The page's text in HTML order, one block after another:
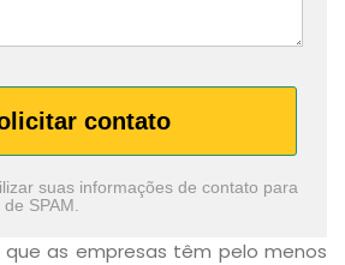
contato
suas informações de contato para
SPAM.
as empresas têm pelo menos